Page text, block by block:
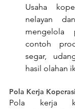
Usaha
nelayan
mengelola
contoh
segar,
hasil olahan
Pola Kerja
Pola kerja